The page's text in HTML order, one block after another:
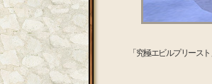
「究極エビルプリース